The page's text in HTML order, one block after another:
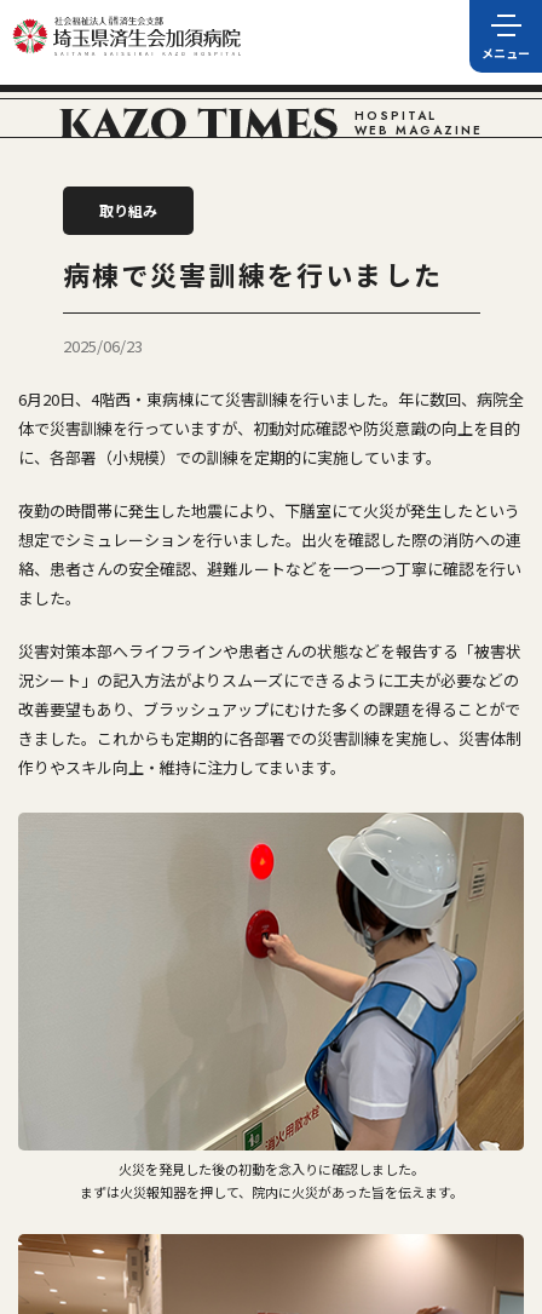
HOSPITAL
WEB MAGAZINE
取り組み
病棟で災害訓練を行いました
2025/06/23
6月20日、4階西・東病棟にて災害訓練を行いました。年に数回、病院全
体で災害訓練を行っていますが、初動対応確認や防災意識の向上を目的
に、各部署（小規模）での訓練を定期的に実施しています。
夜勤の時間帯に発生した地震により、下膳室にて火災が発生したという
想定でシミュレーションを行いました。出火を確認した際の消防への連
絡、患者さんの安全確認、避難ルートなどを一つ一つ丁寧に確認を行い
ました。
災害対策本部へライフラインや患者さんの状態などを報告する「被害状
況シート」の記入方法がよりスムーズにできるように工夫が必要などの
改善要望もあり、ブラッシュアップにむけた多くの課題を得ることがで
きました。これからも定期的に各部署での災害訓練を実施し、災害体制
作りやスキル向上・維持に注力してまいます。
火災を発見した後の初動を念入りに確認しました。
まずは火災報知器を押して、院内に火災があった旨を伝えます。